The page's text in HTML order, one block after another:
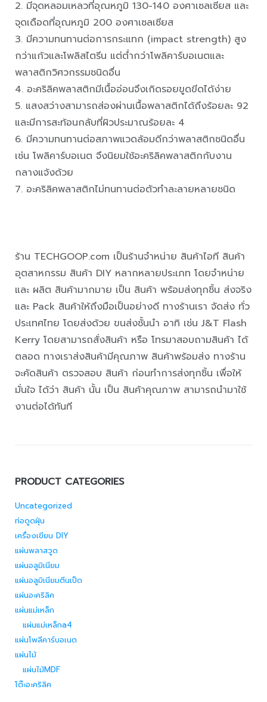
2. มีจุดหลอมเหลวที่อุณหภูมิ 130-140 องศาเซลเซียส และ
จุดเดือดที่อุณหภูมิ 200 องศาเซลเซียส
3. มีความทนทานต่อการกระแทก (impact strength) สูง
กว่าแก้วและโพลิสไตรีน แต่ต่ำกว่าโพลิคาร์บอเนตและ
พลาสติกวิศวกรรมชนิดอื่น
4. อะคริลิคพลาสติกมีเนื้ออ่อนจึงเกิดรอยขูดขีดได้ง่าย
5. แสงสว่างสามารถส่องผ่านเนื้อพลาสติกได้ถึงร้อยละ 92
และมีการสะท้อนกลับที่ผิวประมาณร้อยละ 4
6. มีความทนทานต่อสภาพแวดล้อมดีกว่าพลาสติกชนิดอื่น
เช่น โพลิคาร์บอเนต จึงนิยมใช้อะคริลิคพลาสติกกับงาน
กลางแจ้งด้วย
7. อะคริลิคพลาสติกไม่ทนทานต่อตัวทำละลายหลายชนิด
ร้าน TECHGOOP.com เป็นร้านจำหน่าย สินค้าไอที สินค้า
อุตสาหกรรม สินค้า DIY หลากหลายประเภท โดยจำหน่าย
และ ผลิต สินค้ามากมาย เป็น สินค้า พร้อมส่งทุกชิ้น ส่งจริง
และ Pack สินค้าให้ถึงมือเป็นอย่างดี ทางร้านเรา จัดส่ง ทั่ว
ประเทศไทย โดยส่งด้วย ขนส่งชั้นนำ อาทิ เช่น J&T Flash
Kerry โดยสามารถสั่งสินค้า หรือ โทรมาสอบถามสินค้า ได้
ตลอด ทางเราส่งสินค้ามีคุณภาพ สินค้าพร้อมส่ง ทางร้าน
จะคัดสินค้า ตรวจสอบ สินค้า ก่อนทำการส่งทุกชิ้น เพื่อให้
มั่นใจ ได้ว่า สินค้า นั้น เป็น สินค้าคุณภาพ สามารถนำมาใช้
งานต่อได้ทันที
PRODUCT CATEGORIES
Uncategorized
ท่อดูดฝุ่น
เครื่องเขียน DIY
แผ่นพลาสวูด
แผ่นอลูมิเนียม
แผ่นอลูมิเนียมตีนเป็ด
แผ่นอะคริลิค
แผ่นแม่เหล็ก
แผ่นแม่เหล็กa4
แผ่นโพลีคาร์บอเนต
แผ่นไม้
แผ่นไม้MDF
โต๊ะอะคริลิค